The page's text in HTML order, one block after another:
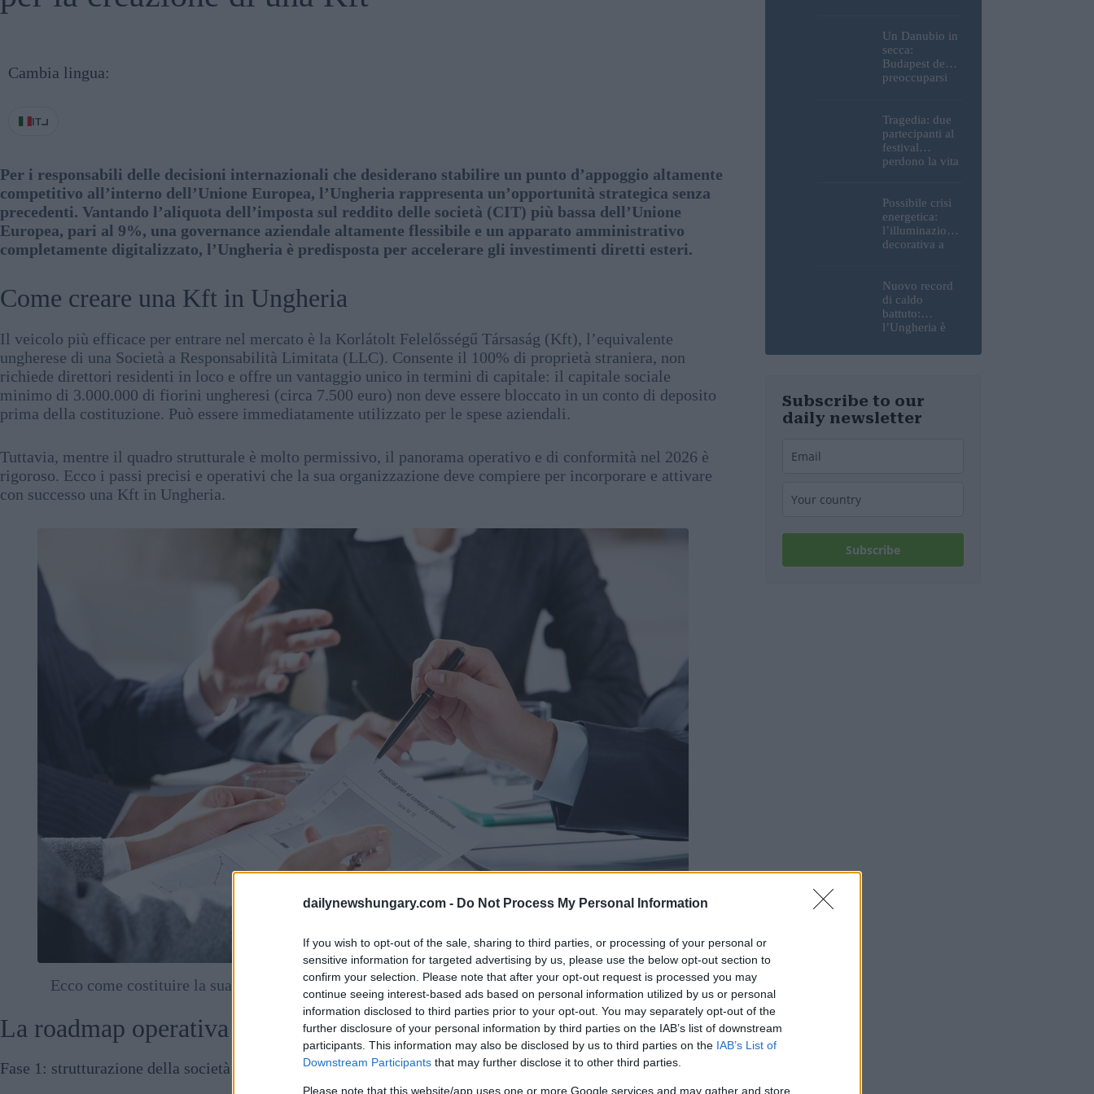
dailynewshungary.com - Do Not Process My Personal Information
If you wish to opt-out of the sale, sharing to third parties, or processing of your personal or
sensitive information for targeted advertising by us, please use the below opt-out section to
confirm your selection. Please note that after your opt-out request is processed you may
continue seeing interest-based ads based on personal information utilized by us or personal
information disclosed to third parties prior to your opt-out. You may separately opt-out of the
further disclosure of your personal information by third parties on the IAB’s list of downstream
participants. This information may also be disclosed by us to third parties on the IAB’s List of
Downstream Participants that may further disclose it to other third parties.
Please note that this website/app uses one or more Google services and may gather and store
Cambia lingua:
IT
Per i responsabili delle decisioni internazionali che desiderano stabilire un punto d’appoggio altamente
competitivo all’interno dell’Unione Europea, l’Ungheria rappresenta un’opportunità strategica senza
precedenti. Vantando l’aliquota dell’imposta sul reddito delle società (CIT) più bassa dell’Unione
Europea, pari al 9%, una governance aziendale altamente flessibile e un apparato amministrativo
completamente digitalizzato, l’Ungheria è predisposta per accelerare gli investimenti diretti esteri.
Come creare una Kft in Ungheria
Il veicolo più efficace per entrare nel mercato è la Korlátolt Felelősségű Társaság (Kft), l’equivalente
ungherese di una Società a Responsabilità Limitata (LLC). Consente il 100% di proprietà straniera, non
richiede direttori residenti in loco e offre un vantaggio unico in termini di capitale: il capitale sociale
minimo di 3.000.000 di fiorini ungheresi (circa 7.500 euro) non deve essere bloccato in un conto di deposito
prima della costituzione. Può essere immediatamente utilizzato per le spese aziendali.
Tuttavia, mentre il quadro strutturale è molto permissivo, il panorama operativo e di conformità nel 2026 è
rigoroso. Ecco i passi precisi e operativi che la sua organizzazione deve compiere per incorporare e attivare
con successo una Kft in Ungheria.
Ecco come costituire la sua Kft, o Società a Responsabilità Limitata in Ungheria. Immagine in
evidenza:depositphotos.com
La roadmap operativa in 7 fasi per l’incorporazione
Fase 1: strutturazione della società e sede legale
Buda e della
Cittadella
verranno
spente
Un Danubio in
secca:
Budapest deve
preoccuparsi
mento idrico?
Un esperto
mette in luce
un fatto
Tragedia: due
partecipanti al
festival
perdono la vita
Ungheria
Possibile crisi
energetica:
l’illuminazione
decorativa a
spenta!
Nuovo record
di caldo
battuto:
l’Ungheria è
più caldi
Subscribe to our
daily newsletter
Subscribe